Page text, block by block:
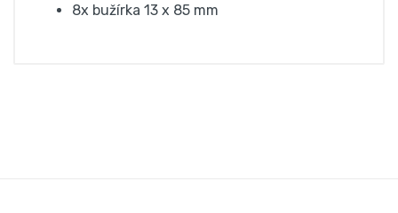
8x bužírka 13 x 85 mm